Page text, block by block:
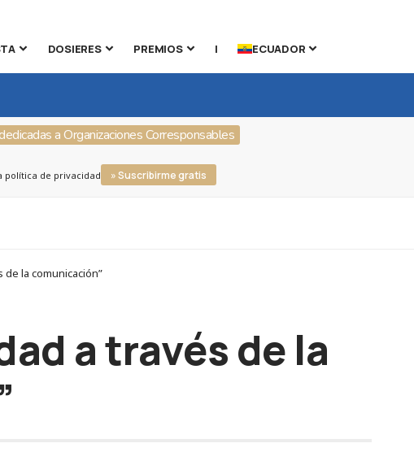
DOSIERES PREMIOS | ECUADOR
a Organizaciones Corresponsables
política de privacidad » Suscribirme gratis
la comunicación”
a través de la